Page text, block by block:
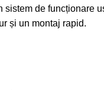
de funcționare
și un montaj rapid.